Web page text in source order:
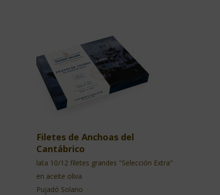
Filetes de Anchoas del
Cantábrico
lata 10/12 filetes grandes "Selección Extra"
en aceite oliva
Pujadó Solano